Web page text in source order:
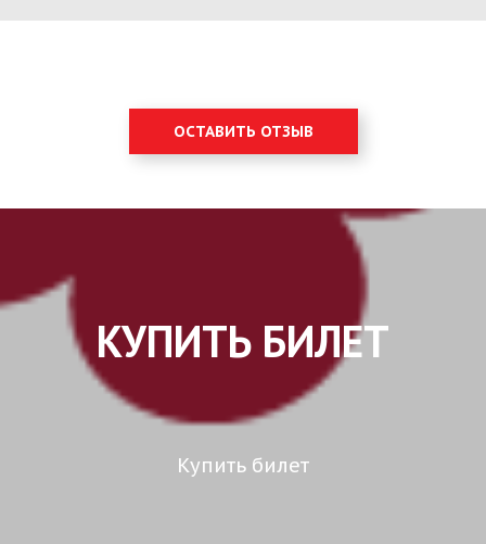
ОСТАВИТЬ ОТЗЫВ
КУПИТЬ БИЛЕТ
Купить билет